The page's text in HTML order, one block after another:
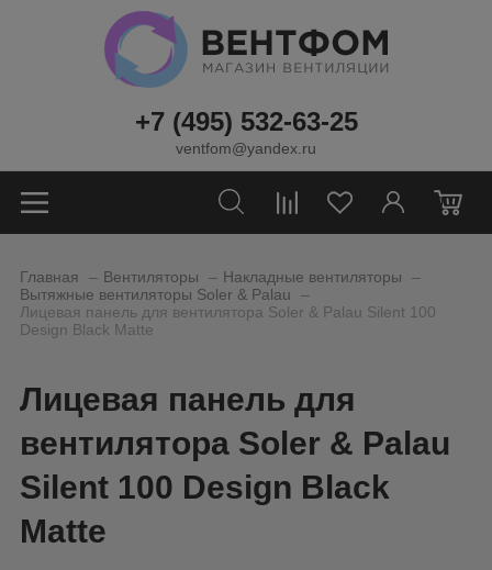
+7 (495) 532-63-25
ventfom@yandex.ru
0
Главная Вентиляторы Накладные вентиляторы
Вытяжные вентиляторы Soler & Palau _
Лицевая панель для вентилятора Soler & Palau Silent 100
Design Black Matte
Лицевая панель для
вентилятора Soler & Palau
Silent 100 Design Black
Matte